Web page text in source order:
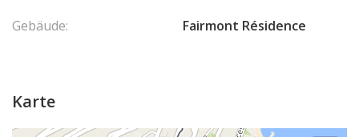
Gebäude:
Fairmont Résidence
Karte